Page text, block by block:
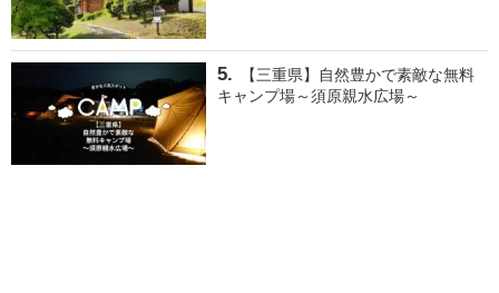
【三重県】自然豊かで素敵な無料
キャンプ場～須原親水広場～